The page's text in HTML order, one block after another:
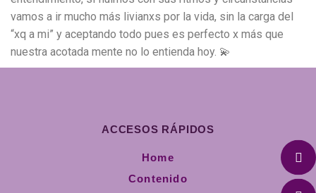
vamos a ir mucho más livianxs por la vida, sin la carga del
“xq a mi” y aceptando todo pues es perfecto x más que
nuestra acotada mente no lo entienda hoy. 💫
ACCESOS RÁPIDOS
Home
Contenido